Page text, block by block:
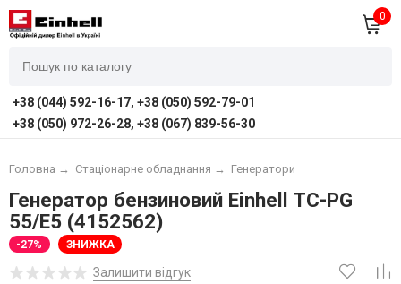
0
+38 (044) 592-16-17, +38 (050) 592-79-01
+38 (050) 972-26-28, +38 (067) 839-56-30
Головна → Стаціонарне обладнання → Генератори
Генератор бензиновий Einhell TC-PG
55/E5 (4152562)
-27% ЗНИЖКА
Залишити відгук